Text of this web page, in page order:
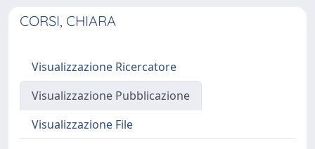
CORSI, CHIARA
Visualizzazione Ricercatore
Visualizzazione Pubblicazione
Visualizzazione File